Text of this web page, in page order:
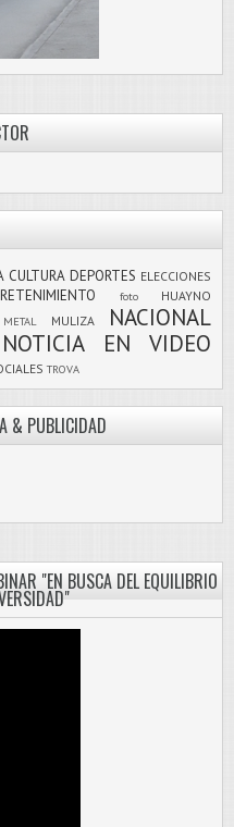
CULTURA DEPORTES ELECCIONES
foto HUAYNO
METAL MULIZA
NACIONAL
NOTICIA EN VIDEO
TROVA
& PUBLICIDAD
"EN BUSCA DEL EQUILIBRIO